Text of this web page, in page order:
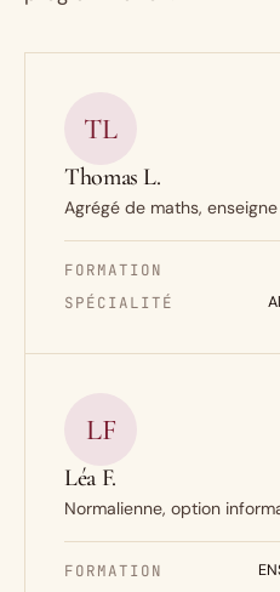
TL
Thomas L.
Agrégé de maths,
FORMATION
SPÉCIALITÉ
LF
Léa F.
Normalienne, option
FORMATION